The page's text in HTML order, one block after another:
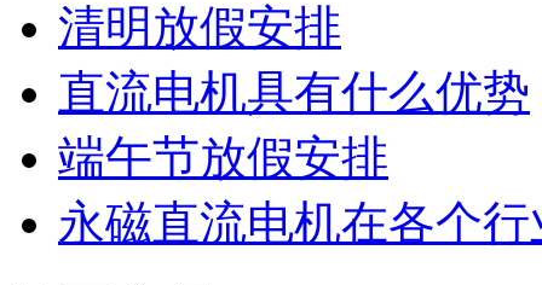
清明放假安排
直流电机具有什么优势
端午节放假安排
永磁直流电机在各个